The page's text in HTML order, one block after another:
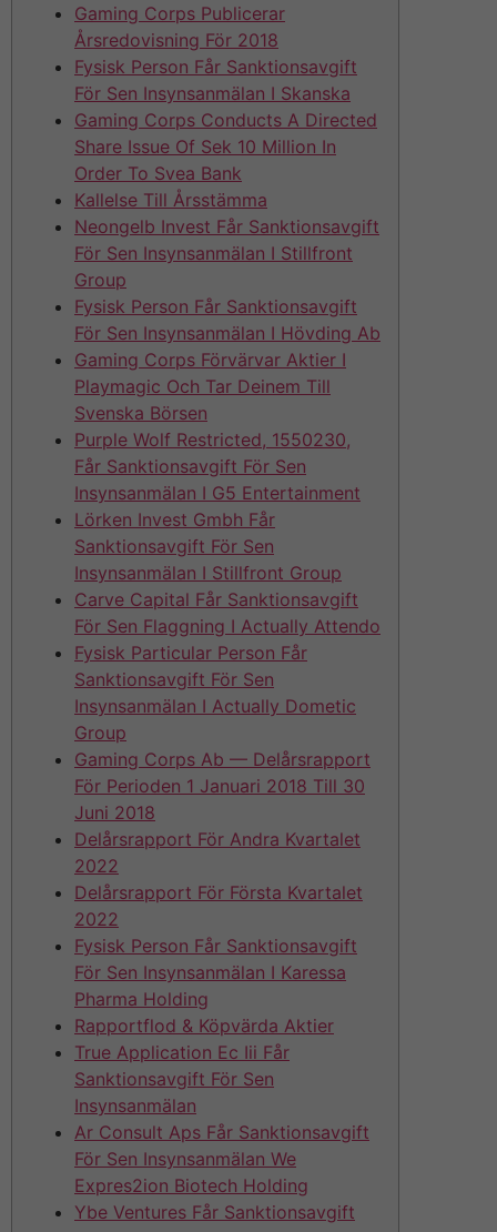
Gaming Corps Publicerar
Årsredovisning För 2018
Fysisk Person Får Sanktionsavgift
För Sen Insynsanmälan I Skanska
Gaming Corps Conducts A Directed
Share Issue Of Sek 10 Million In
Order To Svea Bank
Kallelse Till Årsstämma
Neongelb Invest Får Sanktionsavgift
För Sen Insynsanmälan I Stillfront
Group
Fysisk Person Får Sanktionsavgift
För Sen Insynsanmälan I Hövding Ab
Gaming Corps Förvärvar Aktier I
Playmagic Och Tar Deinem Till
Svenska Börsen
Purple Wolf Restricted, 1550230,
Får Sanktionsavgift För Sen
Insynsanmälan I G5 Entertainment
Lörken Invest Gmbh Får
Sanktionsavgift För Sen
Insynsanmälan I Stillfront Group
Carve Capital Får Sanktionsavgift
För Sen Flaggning I Actually Attendo
Fysisk Particular Person Får
Sanktionsavgift För Sen
Insynsanmälan I Actually Dometic
Group
Gaming Corps Ab — Delårsrapport
För Perioden 1 Januari 2018 Till 30
Juni 2018
Delårsrapport För Andra Kvartalet
2022
Delårsrapport För Första Kvartalet
2022
Fysisk Person Får Sanktionsavgift
För Sen Insynsanmälan I Karessa
Pharma Holding
Rapportflod & Köpvärda Aktier
True Application Ec Iii Får
Sanktionsavgift För Sen
Insynsanmälan
Ar Consult Aps Får Sanktionsavgift
För Sen Insynsanmälan We
Expres2ion Biotech Holding
Ybe Ventures Får Sanktionsavgift